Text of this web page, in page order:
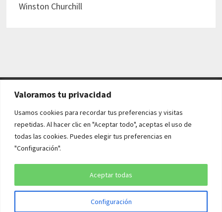
Valoramos tu privacidad
Usamos cookies para recordar tus preferencias y visitas
repetidas. Al hacer clic en "Aceptar todo", aceptas el uso de
todas las cookies. Puedes elegir tus preferencias en
"Configuración".
Configuración
Aceptar todas
Winston Churchill
AVISO LEGAL Y POLÍTICAS
Aviso legal
Política de cookies